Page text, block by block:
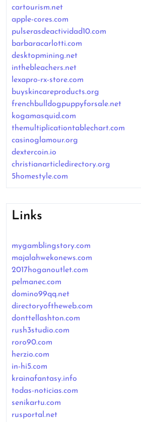
cartourism.net
apple-cores.com
pulserasdeactividad10.com
barbaracarlotti.com
desktopmining.net
inthebleachers.net
lexapro-rx-store.com
buyskincareproducts.org
frenchbulldogpuppyforsale.net
kogamasquid.com
themultiplicationtablechart.com
casinoglamour.org
dextercoin.io
christianarticledirectory.org
5homestyle.com
Links
mygamblingstory.com
majalahwekonews.com
2017hoganoutlet.com
pelmanec.com
domino99qq.net
directoryoftheweb.com
donttellashton.com
rush3studio.com
roro90.com
herzio.com
in-hi5.com
krainafantasy.info
todas-noticias.com
senikartu.com
rusportal.net